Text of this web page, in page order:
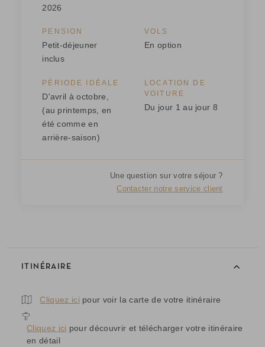
2026
PENSION
Petit-déjeuner
inclus
VOLS
En option
PÉRIODE IDÉALE
D'avril à octobre,
(au printemps, en
été comme en
arrière-saison)
LOCATION DE
VOITURE
Du jour 1 au jour 8
Une question sur votre séjour ?
Contacter notre service client
ITINÉRAIRE
Cliquez ici pour voir la carte de votre itinéraire
Cliquez ici pour découvrir et télécharger votre itinéraire
en détail